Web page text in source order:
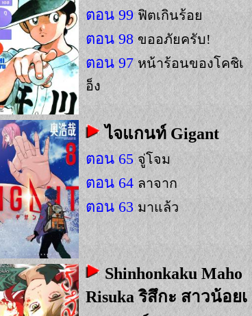
ตอน 99 ฟิตเกินร้อย
ตอน 98 ขออภัยครับ!
ตอน 97 หน้าร้อนของโคชิเ
อ็ง
ไจแกนท์ Gigant
ตอน 65 จู่โจม
ตอน 64 ลาจาก
ตอน 63 มาแล้ว
Shinhonkaku Maho
Risuka ริสึกะ สาวน้อยเ